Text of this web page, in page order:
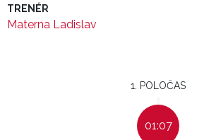
TRENÉR
Materna Ladislav
1. POLOČAS
01:07